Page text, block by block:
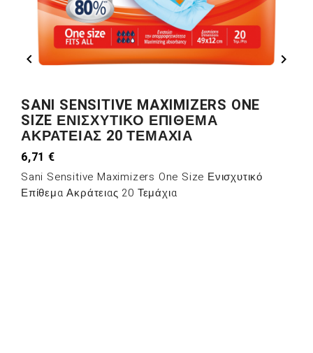
 
SANI SENSITIVE MAXIMIZERS ONE
SIZE ΕΝΙΣΧΥΤΙΚΌ ΕΠΊΘΕΜΑ
ΑΚΡΆΤΕΙΑΣ 20 ΤΕΜΆΧΙΑ
6,71 €
Sani Sensitive Maximizers One Size Ενισχυτικό
Επίθεμα Ακράτειας 20 Τεμάχια